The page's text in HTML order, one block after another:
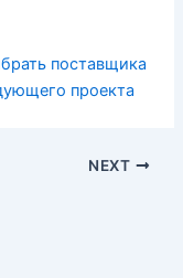
поставщика
проекта
NEXT